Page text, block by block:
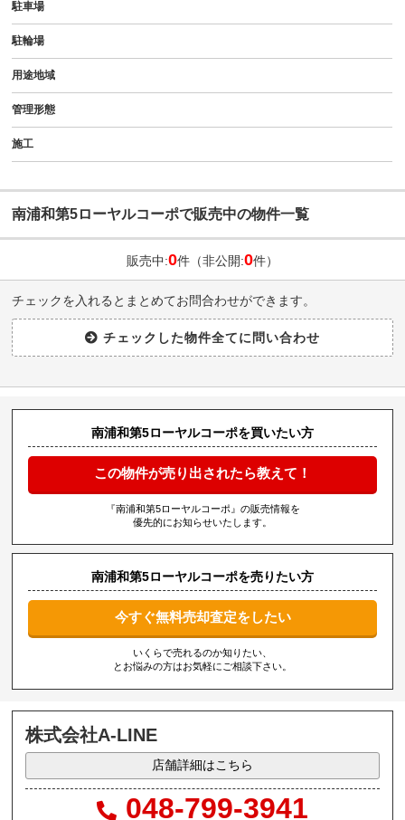
駐車場
駐輪場
用途地域
管理形態
施工
南浦和第5ローヤルコーポで販売中の物件一覧
販売中:0件（非公開:0件）
チェックを入れるとまとめてお問合わせができます。
南浦和第5ローヤルコーポを買いたい方
この物件が売り出されたら教えて！
『南浦和第5ローヤルコーポ』の販売情報を
優先的にお知らせいたします。
南浦和第5ローヤルコーポを売りたい方
今すぐ無料売却査定をしたい
いくらで売れるのか知りたい、
とお悩みの方はお気軽にご相談下さい。
株式会社A-LINE
店舗詳細はこちら
048-799-3941